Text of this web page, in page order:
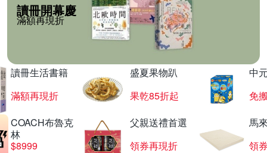
讀冊開幕慶
滿額再現折
讀冊生活書籍
滿額再現折
盛夏果物趴
果乾85折起
中
免
COACH布魯克
林
$8999
父親送禮首選
領券再現折
馬
領